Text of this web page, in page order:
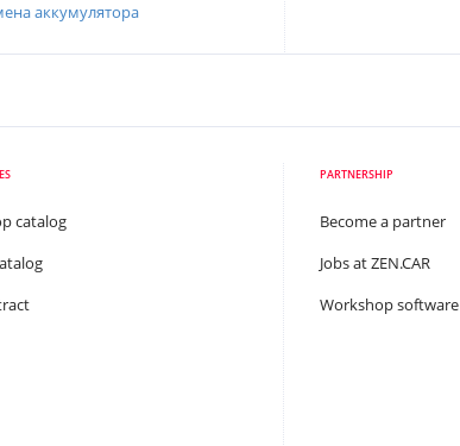
аккумулятора
catalog
PARTNERSHIP
Become a partner
Jobs at ZEN.CAR
Workshop software